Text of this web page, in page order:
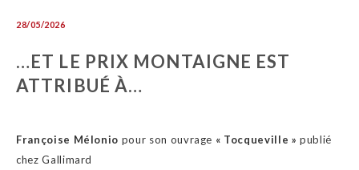
28/05/2026
…ET LE PRIX MONTAIGNE EST
ATTRIBUÉ À…
Françoise Mélonio pour son ouvrage « Tocqueville » publié
chez Gallimard